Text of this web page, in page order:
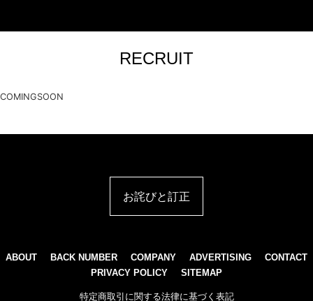
RECRUIT
COMINGSOON
お詫びと訂正
ABOUT BACK NUMBER COMPANY ADVERTISING
CONTACT
PRIVACY POLICY
SITEMAP
特定商取引に関する法律に基づく表記